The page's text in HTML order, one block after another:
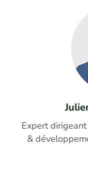
Expert
&